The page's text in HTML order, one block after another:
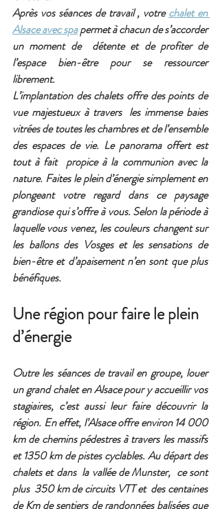
Après vos séances de travail , votre chalet en
Alsace avec spa permet à chacun de s’accorder
un moment de  détente et de profiter de
l’espace bien-être pour se ressourcer
librement.
L’implantation des chalets offre des points de
vue majestueux à travers  les immense baies
vitrées de toutes les chambres et de l’ensemble
des espaces de vie. Le panorama offert est
tout à fait  propice à la communion avec la
nature. Faites le plein d’énergie simplement en
plongeant votre regard dans ce paysage
grandiose qui s’offre à vous. Selon la période à
laquelle vous venez, les couleurs changent sur
les ballons des Vosges et les sensations de
bien-être et d’apaisement n’en sont que plus
bénéfiques.
Une région pour faire le plein
d’énergie
Outre les séances de travail en groupe, louer
un grand chalet en Alsace pour y accueillir vos
stagiaires, c’est aussi leur faire découvrir la
région. En effet, l’Alsace offre environ 14 000
km de chemins pédestres à travers les massifs
et 1350 km de pistes cyclables. Au départ des
chalets et dans  la vallée de Munster,  ce sont
plus  350 km de circuits VTT et  des centaines
de Km de sentiers de randonnées balisées que